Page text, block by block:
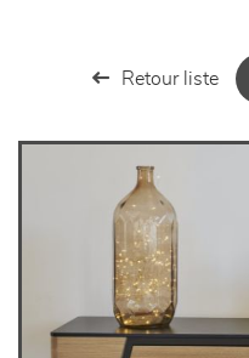
chambres et dressing
décoration
Retour liste